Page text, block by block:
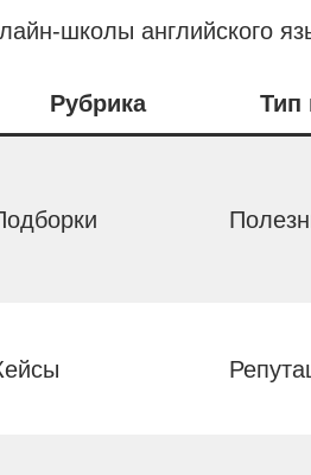
школы английского
Рубрика Тип